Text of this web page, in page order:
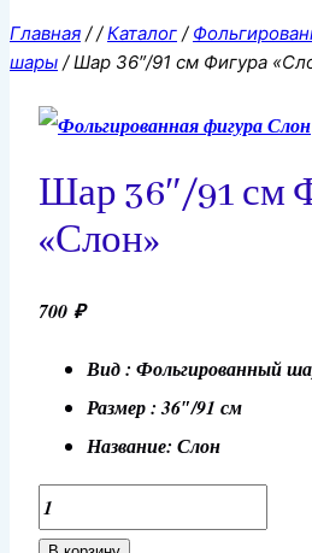
Главная / / Каталог /
шары / Шар 36″/91 см Фигура
Шар 36″/91 см
«Слон»
700 ₽
Вид : Фольгированный
Размер : 36″/91 см
Название: Слон
Количество
товара